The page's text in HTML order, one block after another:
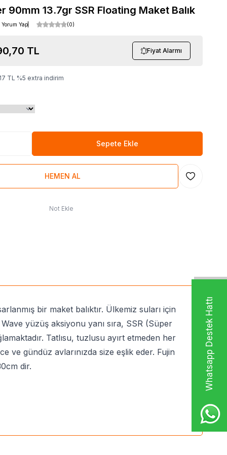
Whatsapp Destek Hattı
90mm 13.7gr SSR Floating Maket Balık
Yorum Yap (0)
TL Fiyat Alarmı
TL %5 extra indirim
Sepete Ekle
HEMEN AL Favoriye
Not Ekle
bir maket balıktır. Ülkemiz suları için
yüzüş aksiyonu yanı sıra, SSR (Süper
Tatlısu, tuzlusu ayırt etmeden her
ve gündüz avlarınızda size eşlik eder. Fujin
dir.